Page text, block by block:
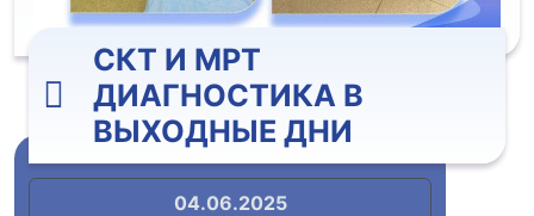
СКТ И МРТ
ДИАГНОСТИКА В
ВЫХОДНЫЕ ДНИ
04.06.2025